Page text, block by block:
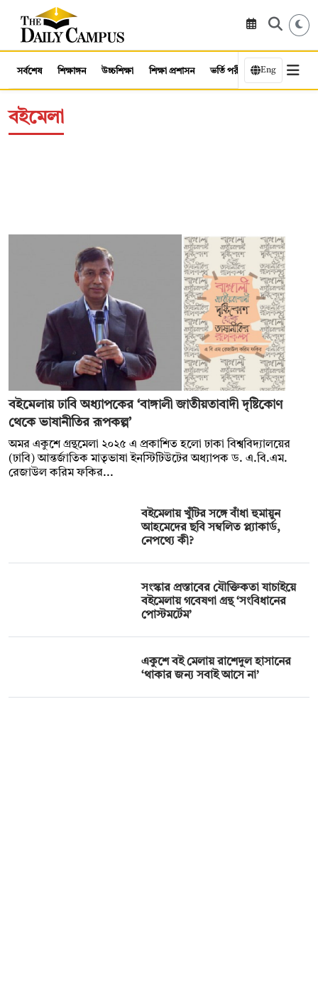
সর্বশেষ শিক্ষাঙ্গন উচ্চশিক্ষা শিক্ষা প্রশাসন ভর্তি পরীক্ষা কর্মসংস্থান
Eng
বইমেলা
বইমেলায় ঢাবি অধ্যাপকের ‘বাঙ্গালী জাতীয়তাবাদী দৃষ্টিকোণ
থেকে ভাষানীতির রূপকল্প’
অমর একুশে গ্রন্থমেলা ২০২৫ এ প্রকাশিত হলো ঢাকা বিশ্ববিদ্যালয়ের
(ঢাবি) আন্তর্জাতিক মাতৃভাষা ইনস্টিটিউটের অধ্যাপক ড. এ.বি.এম.
রেজাউল করিম ফকির...
বইমেলায় খুঁটির সঙ্গে বাঁধা হুমায়ুন
আহমেদের ছবি সম্বলিত প্ল্যাকার্ড,
নেপথ্যে কী?
সংস্কার প্রস্তাবের যৌক্তিকতা যাচাইয়ে
বইমেলায় গবেষণা গ্রন্থ ‘সংবিধানের
পোস্টমর্টেম’
একুশে বই মেলায় রাশেদুল হাসানের
‘থাকার জন্য সবাই আসে না’